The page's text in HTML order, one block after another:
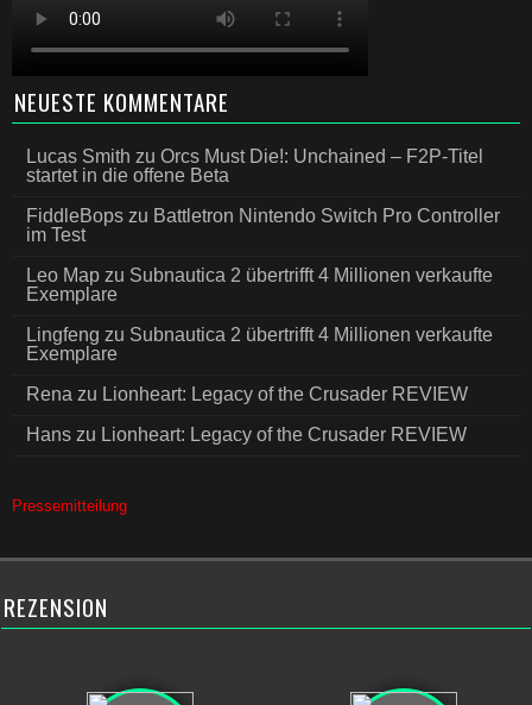
NEUESTE KOMMENTARE
Lucas Smith zu Orcs Must Die!: Unchained – F2P-Titel
startet in die offene Beta
FiddleBops zu Battletron Nintendo Switch Pro Controller
im Test
Leo Map zu Subnautica 2 übertrifft 4 Millionen verkaufte
Exemplare
Lingfeng zu Subnautica 2 übertrifft 4 Millionen verkaufte
Exemplare
Rena zu Lionheart: Legacy of the Crusader REVIEW
Hans zu Lionheart: Legacy of the Crusader REVIEW
Pressemitteilung
REZENSION